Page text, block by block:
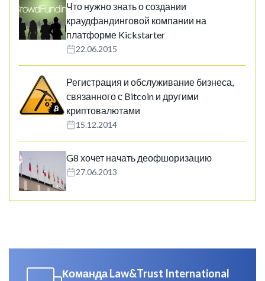
Что нужно знать о создании
краудфандинговой компании на
платформе Kickstarter
22.06.2015
Регистрация и обслуживание бизнеса,
связанного с Bitcoin и другими
криптовалютами
15.12.2014
G8 хочет начать деофшоризацию
27.06.2013
Команда Law&Trust International